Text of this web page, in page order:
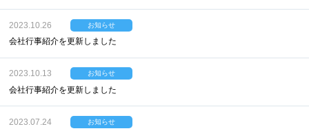
2023.10.26 お知らせ
会社行事紹介を更新しました
2023.10.13 お知らせ
会社行事紹介を更新しました
2023.07.24 お知らせ